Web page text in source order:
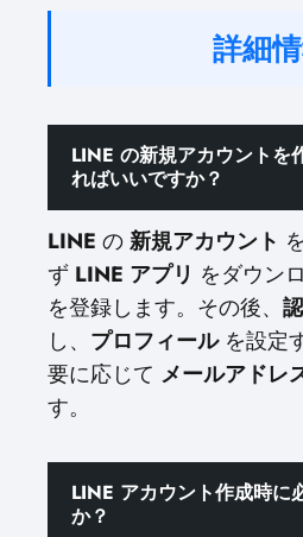
詳細
LINE の新規アカウントを
ればいいですか？
LINE の新規アカウント
ず LINE アプリ をダウン
を登録します。その後、
し、 プロフィールを設定
要に応じて メールアドレ
す。
LINE アカウント作成時に
か？